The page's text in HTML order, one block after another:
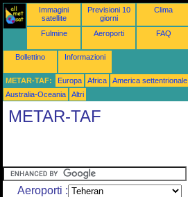
Immagini
satellite
Previsioni 10
giorni
Clima
Fulmine Aeroporti FAQ
Bollettino Informazioni
METAR-TAF: Europa Africa America settentrionale
Australia-Oceania
Altri
METAR-TAF
Aeroporti :